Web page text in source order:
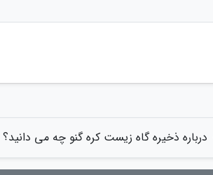
درباره ذخیره گاه زیست کره گنو چه می دانید؟